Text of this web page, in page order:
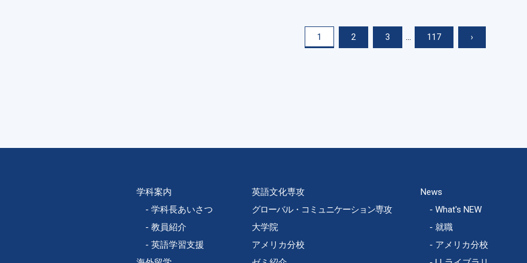
1 2 3 ... 117 ›
学科案内
学科長あいさつ
教員紹介
英語学習支援
英語文化専攻
グローバル・コミュニケーション専攻
大学院
アメリカ分校
News
What's NEW
就職
アメリカ分校